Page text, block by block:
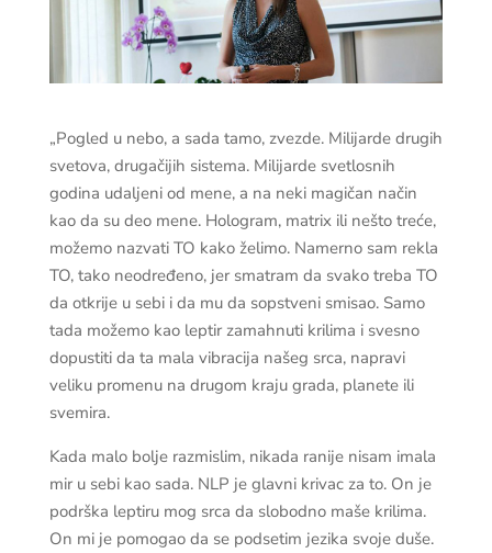
„Pogled u nebo, a sada tamo, zvezde. Milijarde drugih
svetova, drugačijih sistema. Milijarde svetlosnih
godina udaljeni od mene, a na neki magičan način
kao da su deo mene. Hologram, matrix ili nešto treće,
možemo nazvati TO kako želimo. Namerno sam rekla
TO, tako neodređeno, jer smatram da svako treba TO
da otkrije u sebi i da mu da sopstveni smisao. Samo
tada možemo kao leptir zamahnuti krilima i svesno
dopustiti da ta mala vibracija našeg srca, napravi
veliku promenu na drugom kraju grada, planete ili
svemira.
Kada malo bolje razmislim, nikada ranije nisam imala
mir u sebi kao sada. NLP je glavni krivac za to. On je
podrška leptiru mog srca da slobodno maše krilima.
On mi je pomogao da se podsetim jezika svoje duše.